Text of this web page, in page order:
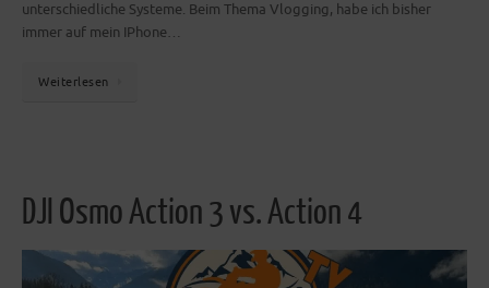
unterschiedliche Systeme. Beim Thema Vlogging, habe ich bisher
immer auf mein IPhone…
Weiterlesen
DJI Osmo Action 3 vs. Action 4